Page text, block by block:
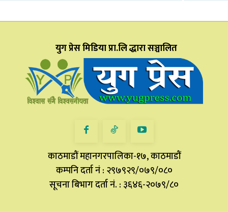
युग प्रेस मिडिया प्रा.लि द्धारा सञ्चालित
काठमाडौं महानगरपालिका-१७, काठमाडौं
कम्पनि दर्ता नं : २९७९२९/०७९/०८०
सूचना बिभाग दर्ता नं. : ३६४६-२०७९/८०